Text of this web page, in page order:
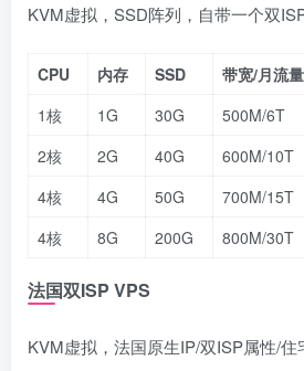
KVM虚拟，SSD阵列，自带一个双
CPU 内存 SSD 带宽/月流量
1核
1G 30G 500M/6T
2核
2G 40G 600M/10T
4核
4G 50G 700M/15T
4核
8G 200G 800M/30T
法国双ISP VPS
KVM虚拟，法国原生IP/双ISP属性/